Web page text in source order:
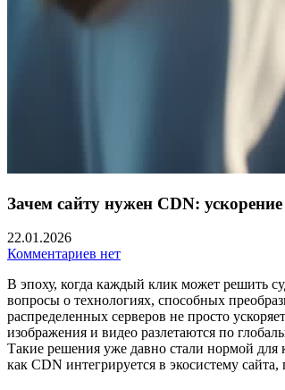
Зачем сайту нужен CDN:
22.01.2026
Комментариев нет
В эпоху, когда каждый клик может решить
вопросы о технологиях, способных
распределенных серверов не просто
изображения и видео разлетаются по
Такие решения уже давно стали нормой для
как CDN интегрируется в экосистему